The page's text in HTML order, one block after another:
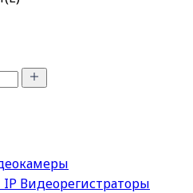
IP Видеорегистраторы